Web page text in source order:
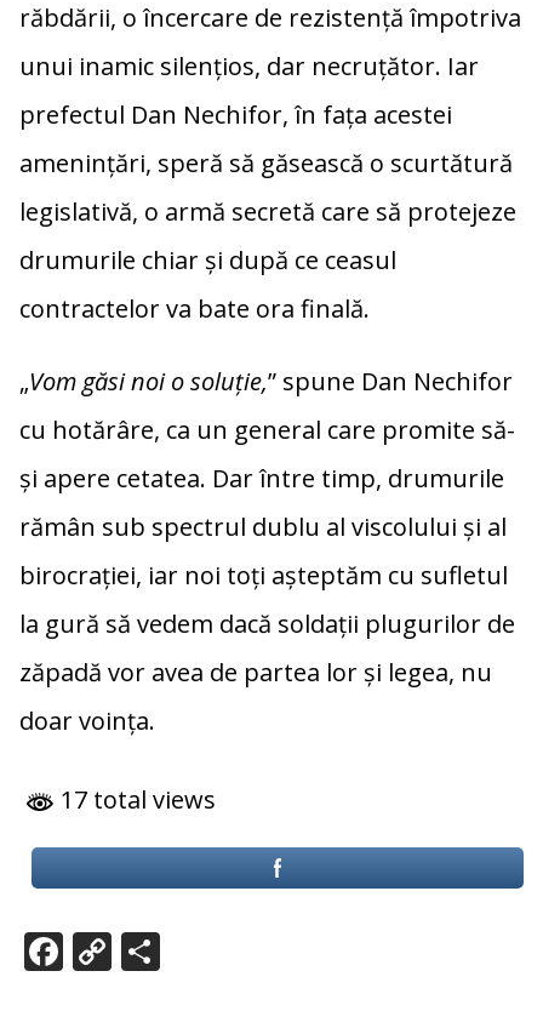
răbdării, o încercare de rezistență împotriva
unui inamic silențios, dar necruțător. Iar
prefectul Dan Nechifor, în fața acestei
amenințări, speră să găsească o scurtătură
legislativă, o armă secretă care să protejeze
drumurile chiar și după ce ceasul
contractelor va bate ora finală.
„Vom găsi noi o soluție,” spune Dan Nechifor
cu hotărâre, ca un general care promite să-
și apere cetatea. Dar între timp, drumurile
rămân sub spectrul dublu al viscolului și al
birocrației, iar noi toți așteptăm cu sufletul
la gură să vedem dacă soldații plugurilor de
zăpadă vor avea de partea lor și legea, nu
doar voința.
17 total views
F C P